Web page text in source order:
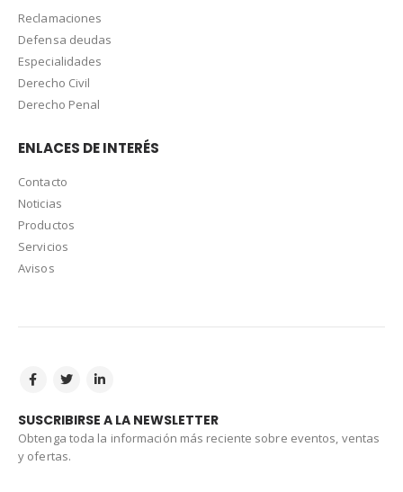
Reclamaciones
Defensa deudas
Especialidades
Derecho Civil
Derecho Penal
ENLACES DE INTERÉS
Contacto
Noticias
Productos
Servicios
Avisos
SUSCRIBIRSE A LA NEWSLETTER
Obtenga toda la información más reciente sobre eventos, ventas
y ofertas.